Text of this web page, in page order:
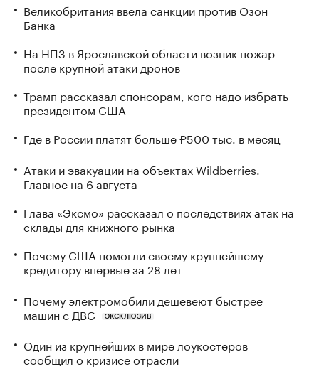
Великобритания ввела санкции против Озон
Банка
На НПЗ в Ярославской области возник пожар
после крупной атаки дронов
Трамп рассказал спонсорам, кого надо избрать
президентом США
Где в России платят больше ₽500 тыс. в месяц
Атаки и эвакуации на объектах Wildberries.
Главное на 6 августа
Глава «Эксмо» рассказал о последствиях атак на
склады для книжного рынка
Почему США помогли своему крупнейшему
кредитору впервые за 28 лет
Почему электромобили дешевеют быстрее
машин с ДВС
ЭКСКЛЮЗИВ
Один из крупнейших в мире лоукостеров
сообщил о кризисе отрасли